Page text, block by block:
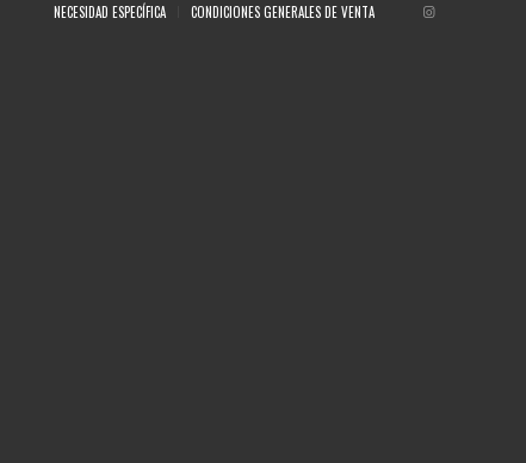
NECESIDAD ESPECÍFICA CONDICIONES GENERALES DE VENTA